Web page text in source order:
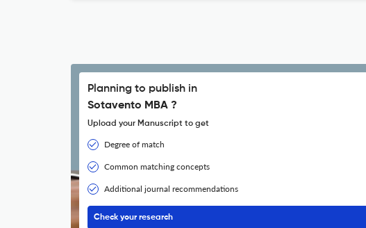
Planning to publish in
Sotavento MBA ?
Upload your Manuscript to get
Degree of match
Common matching concepts
Additional journal recommendations
Check your research